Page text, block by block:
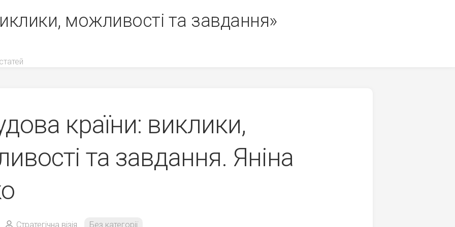
можливості та завдання»
країни: виклики,
та завдання. Яніна
Стратегічна візія Без категорії